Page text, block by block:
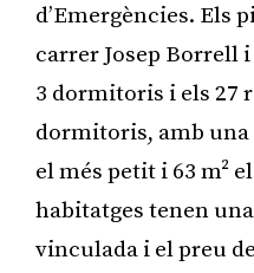
d’Emergències. Els
carrer Josep Borrell i
3 dormitoris i els 27
dormitoris, amb una
el més petit i 63 m²
habitatges tenen
vinculada i el preu